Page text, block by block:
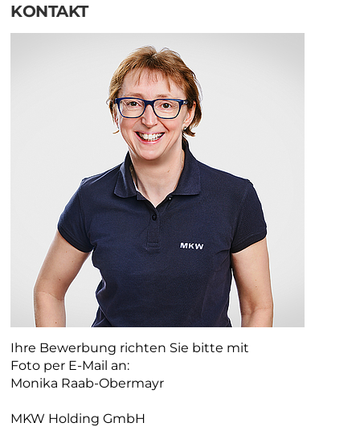
KONTAKT
Ihre Bewerbung richten Sie bitte mit
Foto per E-Mail an:
Monika Raab-Obermayr
MKW Holding GmbH